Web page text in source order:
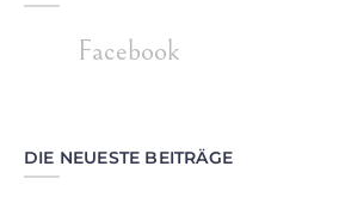
Facebook
DIE NEUESTE BEITRÄGE